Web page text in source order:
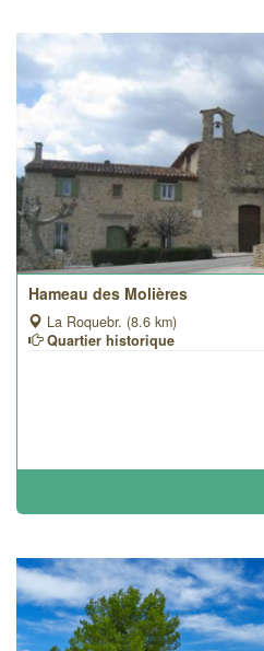
Hameau des Molières
La Roquebr. (8.6 km)
Quartier historique